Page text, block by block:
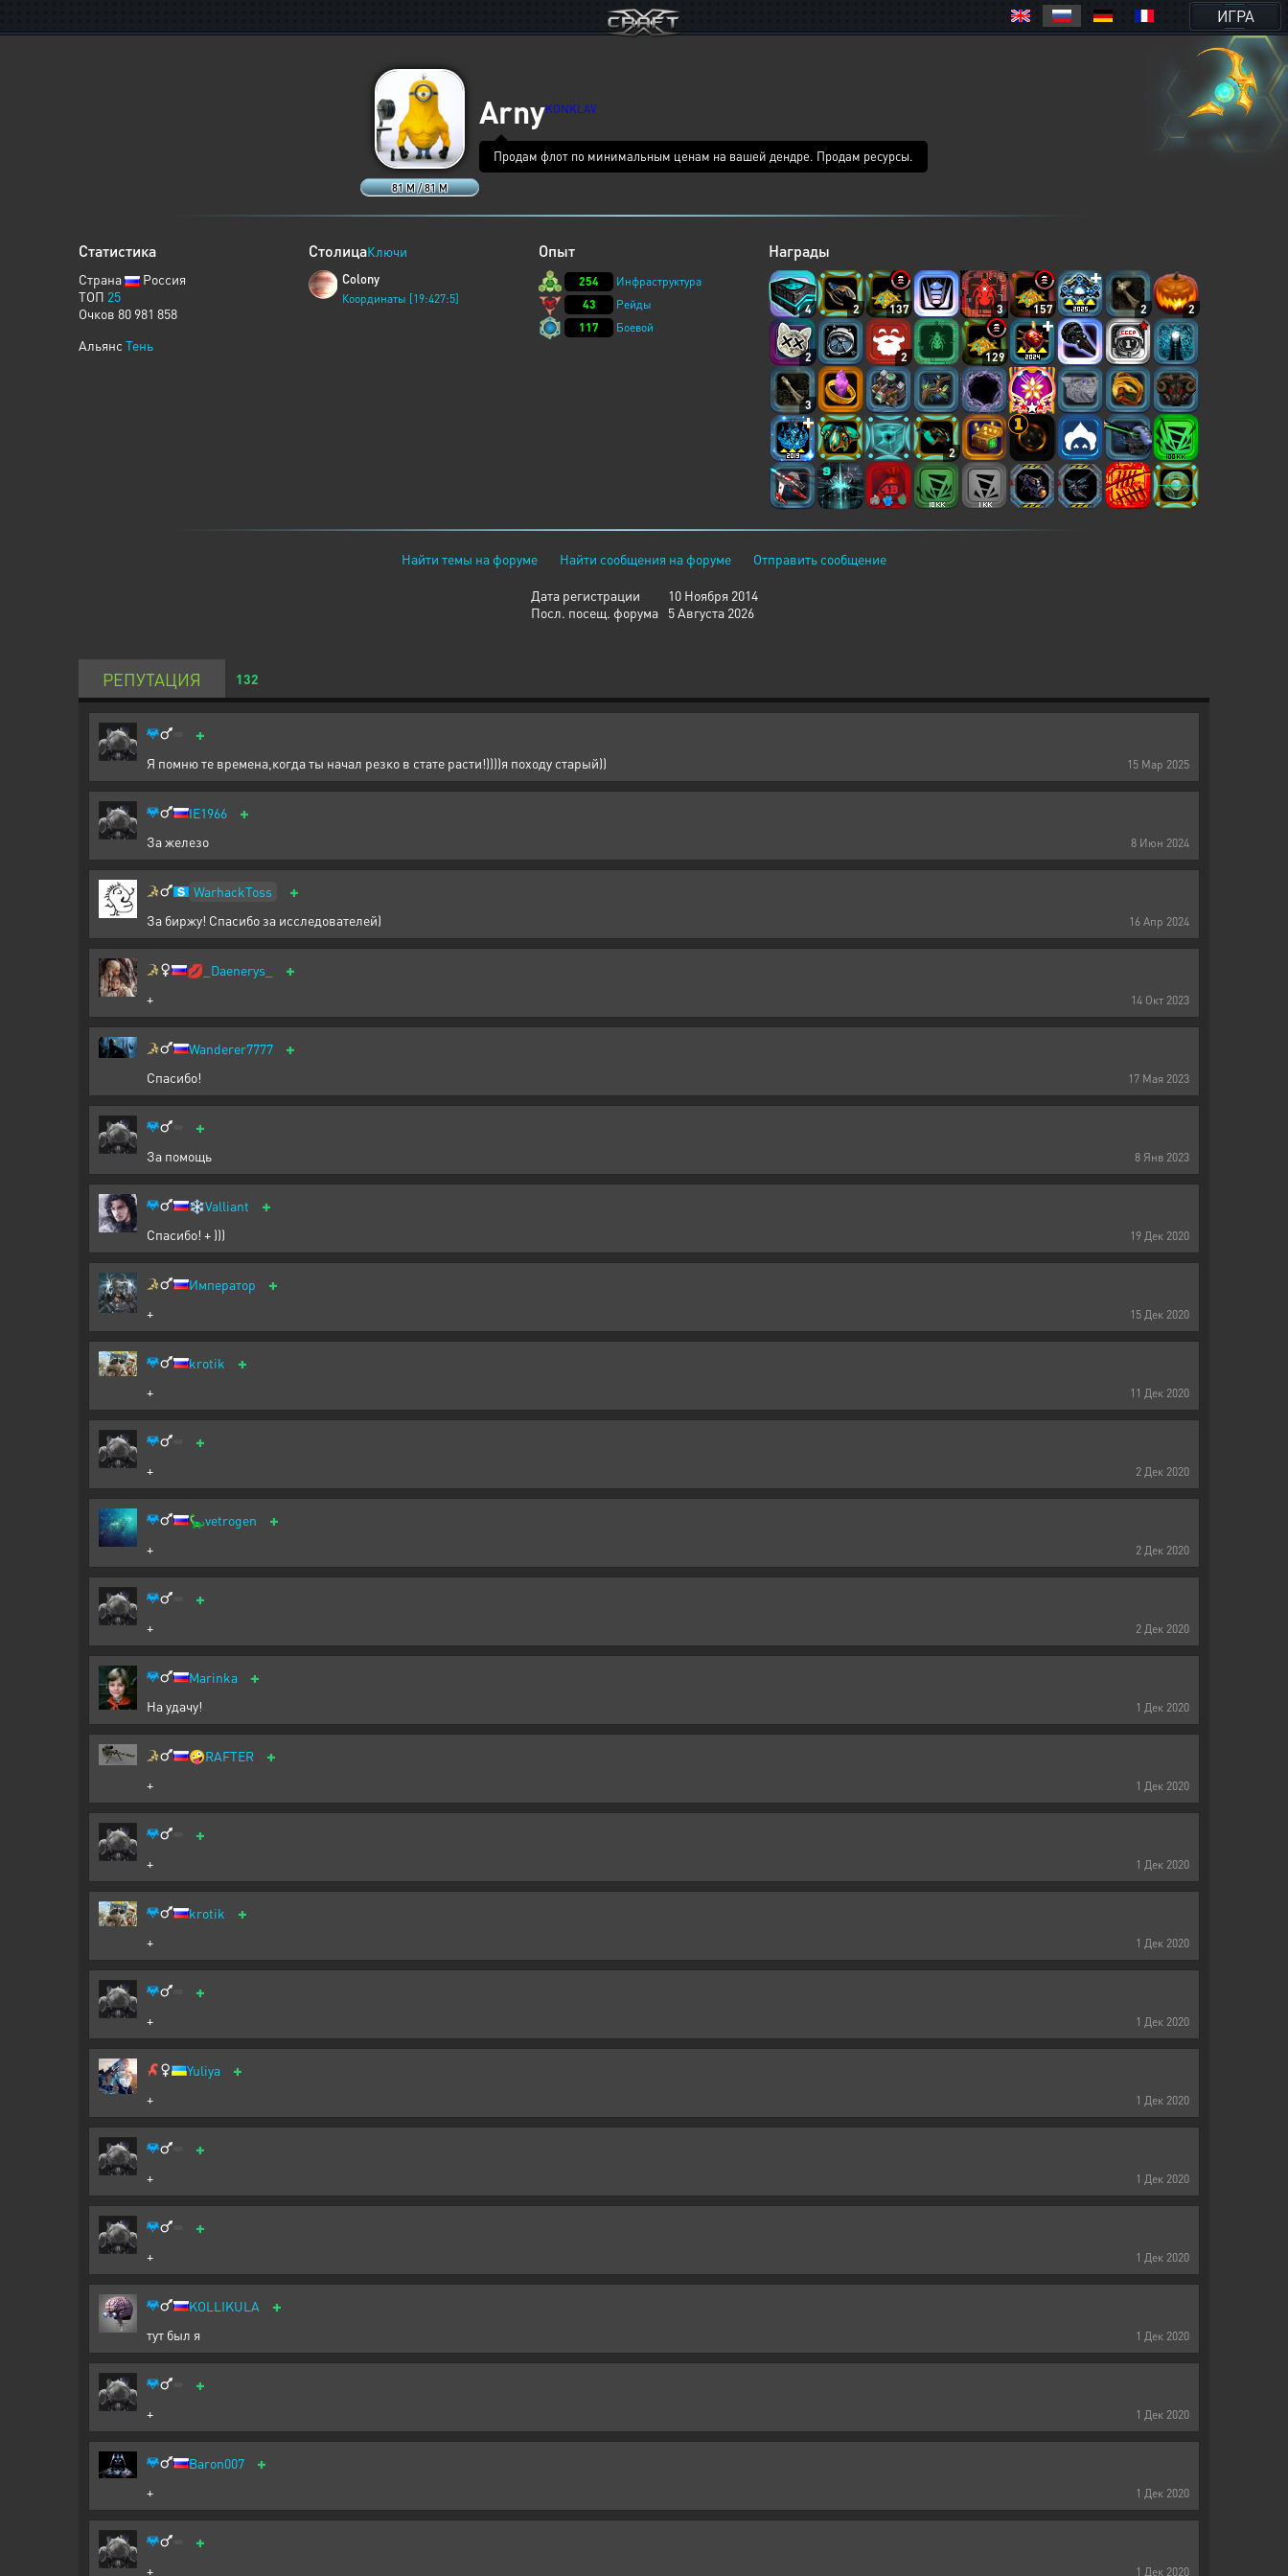
ИГРА
81 M / 81 M
ArnyKONKLAV
Продам флот по минимальным ценам на вашей дендре. Продам ресурсы.
Статистика
Страна
Россия
ТОП 25
Очков 80 981 858
Альянс Тень
СтолицаКлючи
Colony
Координаты [19:427:5]
Опыт
254
Инфраструктура
43
Рейды
117
Боевой
Награды
4 2 137 3 157 2 2
2 2 129
3
2
Найти темы на форуме Найти сообщения на форуме Отправить сообщение
Дата регистрации
10 Ноября 2014
Посл. посещ. форума
5 Августа 2026
РЕПУТАЦИЯ 132
15 Мар 2025
+
Я помню те времена,когда ты начал резко в стате расти!))))я походу старый))
8 Июн 2024
IE1966 +
За железо
16 Апр 2024
WarhackToss +
За биржу! Спасибо за исследователей)
14 Окт 2023
💋 _Daenerys_ +
+
17 Мая 2023
Wanderer7777 +
Спасибо!
8 Янв 2023
+
За помощь
19 Дек 2020
❄️Valliant +
Спасибо! + )))
15 Дек 2020
Император +
+
11 Дек 2020
krotik +
+
2 Дек 2020
+
+
2 Дек 2020
🦕vetrogen +
+
2 Дек 2020
+
+
1 Дек 2020
Marinka +
На удачу!
1 Дек 2020
🤪RAFTER +
+
1 Дек 2020
+
+
1 Дек 2020
krotik +
+
1 Дек 2020
+
+
1 Дек 2020
Yuliya +
+
1 Дек 2020
+
+
1 Дек 2020
+
+
1 Дек 2020
KOLLIKULA +
тут был я
1 Дек 2020
+
+
1 Дек 2020
Baron007 +
+
1 Дек 2020
+
+